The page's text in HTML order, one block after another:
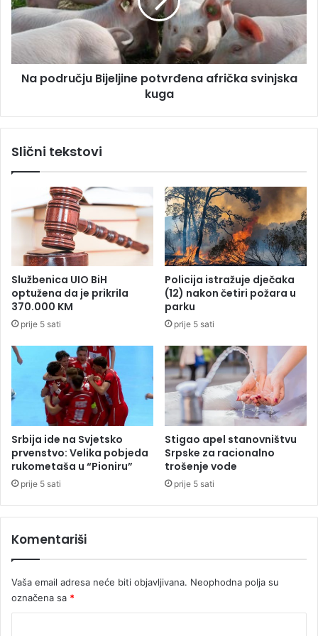
z
o
e
u
r
n
d
r
u
j
l
e
r
đ
n
a
a
r
i
k
a
s
v
n
s
k
u
g
Na području Bijeljine potvrđena afrička svinjska
kuga
Slični tekstovi
Službenica UIO BiH
optužena da je prikrila
370.000 KM
prije 5 sati
Policija istražuje dječaka
(12) nakon četiri požara u
parku
prije 5 sati
Srbija ide na Svjetsko
prvenstvo: Velika pobjeda
rukometaša u “Pioniru”
prije 5 sati
Stigao apel stanovništvu
Srpske za racionalno
trošenje vode
prije 5 sati
Komentariši
Vaša email adresa neće biti objavljivana. Neophodna polja su
označena sa *